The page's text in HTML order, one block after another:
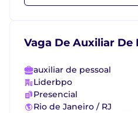
Vaga De Auxiliar De
auxiliar de pessoal
Liderbpo
Presencial
Rio de Janeiro / RJ